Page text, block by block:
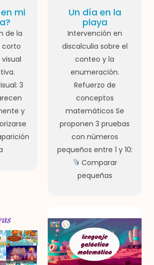
mi
de la
corto
3
y
Un día en la
playa
Intervención en
discalculia sobre el
conteo y la
enumeración.
Refuerzo de
conceptos
matemáticos Se
proponen 3 pruebas
con números
pequeños entre 1 y 10:
Comparar
pequeñas